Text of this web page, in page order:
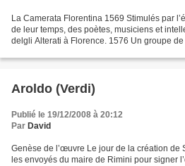
La Camerata Florentina 1569 Stimulés par
de leur temps, des poètes, musiciens et
delgli Alterati à Florence. 1576 Un groupe
Aroldo (Verdi)
Publié le 19/12/2008 à 20:12
Par David
Genèse de l’œuvre Le jour de la création de
les envoyés du maire de Rimini pour signer